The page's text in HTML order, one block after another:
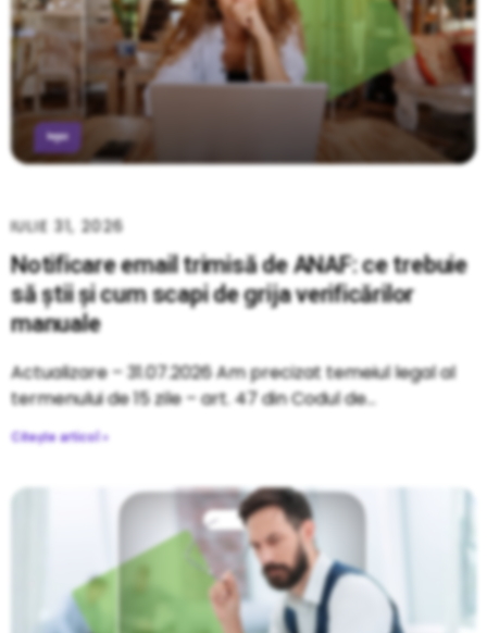
Notificare email trimisă de ANAF: ce trebuie
să știi și cum scapi de grija verificărilor
manuale
IULIE 31, 2026
Actualizare – 31.07.2026 Am precizat temeiul legal al
termenului de 15 zile – art. 47 din Codul de
Citește articol »